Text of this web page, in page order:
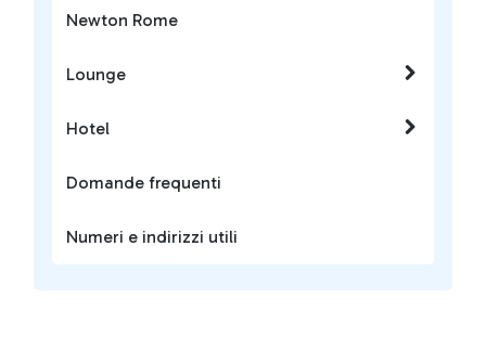
Newton Rome
Lounge
Hotel
Domande frequenti
Numeri e indirizzi utili